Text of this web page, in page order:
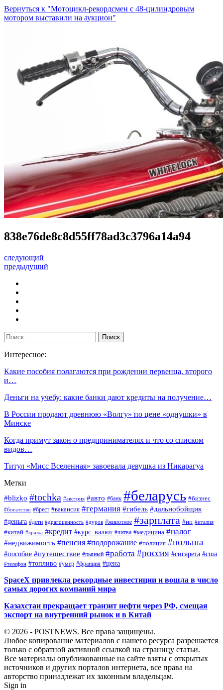
Вернуться к "Мотоцикл-рекордсмен с 48-цилиндровым
мотором выставили на аукцион"
838e76de8c8d55ff78ad3c3796a14a94
следующий
предыдущий
Интересное:
Какие пособия полагаются при рождении первенца, второго
и…
Деньги на учебу: какие банки дают кредиты на получение…
В России продают древнюю «Волгу» по цене «однушки» в
Минске
Когда примут закон о предпринимателях и что со списком
видов…
Титул «Мисс Вселенная» завоевала девушка из Никарагуа
Метки
#blizko #tochka #австрия #авто #банк #беларусь #бизнес
#богатство #брест #вакансия #германия #гибель #дальнобойщик
#деньга #дети #драгоценность #дуров #животное #зарплата #ип #италия
#китай #кража #кредит #курс_валют #литва #медицина #налог
#недвижимость #пенсия #подорожание #полиция #польша
#пособие #путешествие #пьяный #работа #россия #сигарета #сша
#телефон #топливо #умер #франция #цена
SpaceX привлекла рекордные инвестиции и вошла в число
самых дорогих компаний мира
Казахстан прекращает транзит нефти через РФ, смещая
экспорт на внутренний рынок и в Китай
© 2026 - POSTNEWS. Все права защищены.
Любое копирование материалов с нашего ресурса разрешается
только с обратной активной ссылкой на страницу статьи.
Все материалы опубликованные на сайте взяты с открытых
источников и других порталов интернета, все права на
авторство принадлежат их законным владельцам.
Sign in